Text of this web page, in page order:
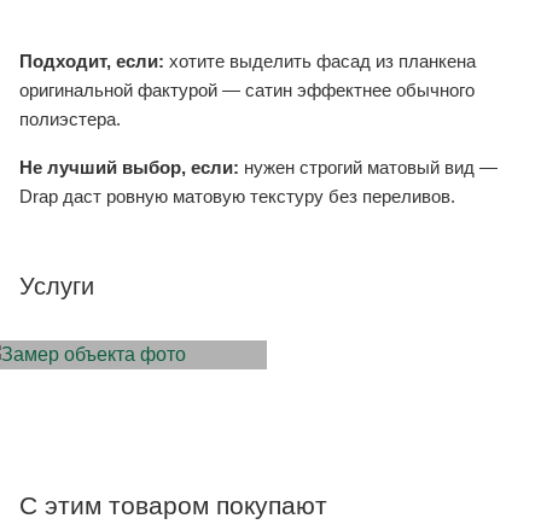
Подходит, если: хотите выделить фасад из планкена
оригинальной фактурой — сатин эффектнее обычного
полиэстера.
Не лучший выбор, если: нужен строгий матовый вид —
Drap даст ровную матовую текстуру без переливов.
Услуги
С этим товаром покупают